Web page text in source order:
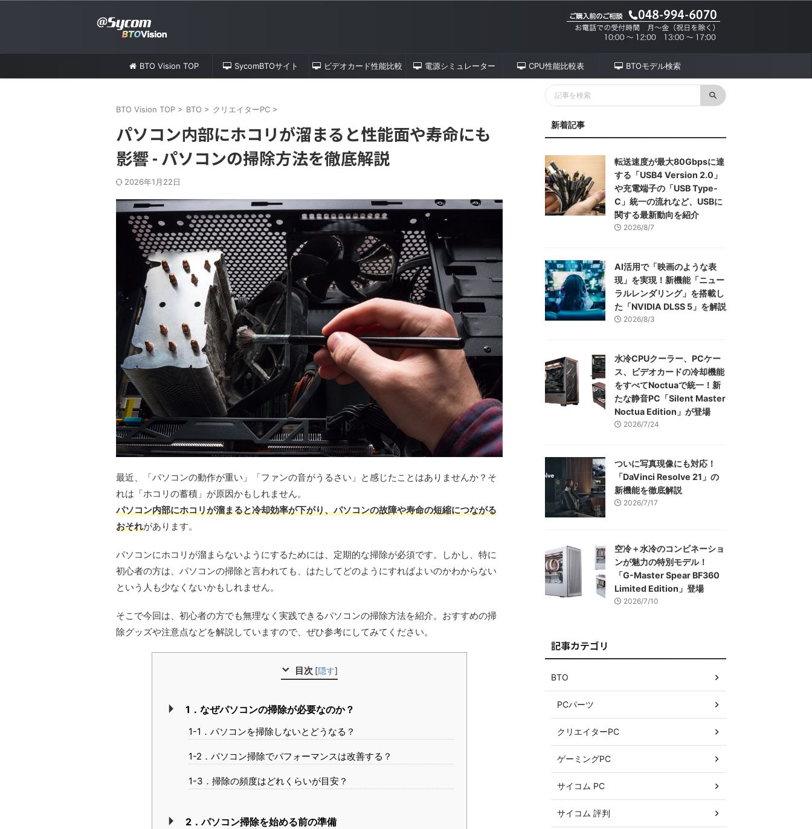
BTO Vision TOP SycomBTOサイト ビデオカード性能比較 電源シミュレーター CPU性能比較表 BTOモデル検索
BTO Vision TOP > BTO > クリエイターPC >
パソコン内部にホコリが溜まると性能面や寿命にも
影響 - パソコンの掃除方法を徹底解説
2026年1月22日
最近、「パソコンの動作が重い」「ファンの音がうるさい」と感じたことはありませんか？そ
れは「ホコリの蓄積」が原因かもしれません。
パソコン内部にホコリが溜まると冷却効率が下がり、パソコンの故障や寿命の短縮につながる
おそれがあります。
パソコンにホコリが溜まらないようにするためには、定期的な掃除が必須です。しかし、特に
初心者の方は、パソコンの掃除と言われても、はたしてどのようにすればよいのかわからない
という人も少なくないかもしれません。
そこで今回は、初心者の方でも無理なく実践できるパソコンの掃除方法を紹介。おすすめの掃
除グッズや注意点などを解説していますので、ぜひ参考にしてみてください。
目次 [隠す]
1．なぜパソコンの掃除が必要なのか？
1-1．パソコンを掃除しないとどうなる？
1-2．パソコン掃除でパフォーマンスは改善する？
1-3．掃除の頻度はどれくらいが目安？
2．パソコン掃除を始める前の準備
新着記事
転送速度が最大80Gbpsに達
する「USB4 Version 2.0」
や充電端子の「USB Type-
C」統一の流れなど、USBに
関する最新動向を紹介
2026/8/7
AI活用で「映画のような表
現」を実現！新機能「ニュー
ラルレンダリング」を搭載し
た「NVIDIA DLSS 5」を解説
2026/8/3
水冷CPUクーラー、PCケー
ス、ビデオカードの冷却機能
をすべてNoctuaで統一！新
たな静音PC「Silent Master
Noctua Edition」が登場
2026/7/24
ついに写真現像にも対応！
「DaVinci Resolve 21」の
新機能を徹底解説
2026/7/17
空冷＋水冷のコンビネーショ
ンが魅力の特別モデル！
「G-Master Spear BF360
Limited Edition」登場
2026/7/10
記事カテゴリ
BTO
PCパーツ
クリエイターPC
ゲーミングPC
サイコム PC
サイコム 評判